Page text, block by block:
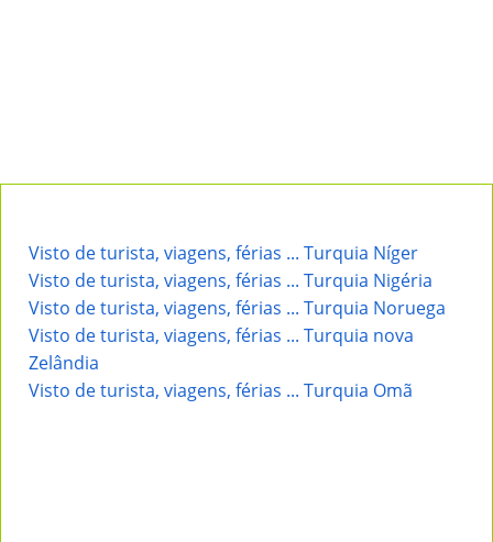
Visto de turista, viagens, férias ... Turquia Níger
Visto de turista, viagens, férias ... Turquia Nigéria
Visto de turista, viagens, férias ... Turquia Noruega
Visto de turista, viagens, férias ... Turquia nova
Zelândia
Visto de turista, viagens, férias ... Turquia Omã